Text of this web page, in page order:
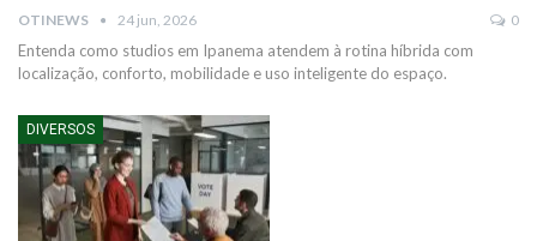
OTINEWS 24 jun, 2026 0
Entenda como studios em Ipanema atendem à rotina híbrida com
localização, conforto, mobilidade e uso inteligente do espaço.
DIVERSOS